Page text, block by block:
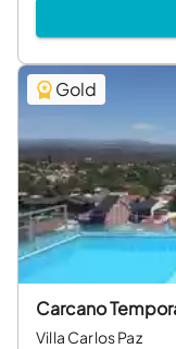
Gold
Carcano
Villa Carlos Paz